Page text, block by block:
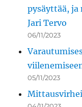
pysäyttää, ja
Jari Tervo
06/11/2023
05/11/2023